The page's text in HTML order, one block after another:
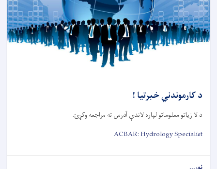
د کارموندني خبرتیا !
د لا زیاتو معلوماتو لپاره لاندې آدرس ته مراجعه وکړئ.
ACBAR: Hydrology Specialist